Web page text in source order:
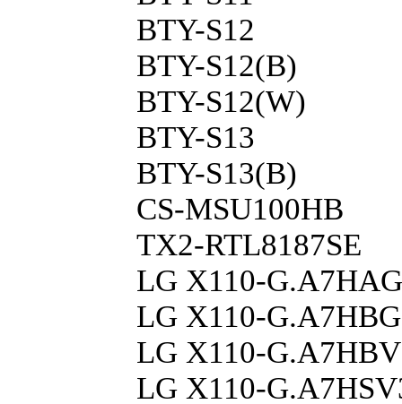
BTY-S12
BTY-S12(B)
BTY-S12(W)
BTY-S13
BTY-S13(B)
CS-MSU100HB
TX2-RTL8187SE
LG X110-G.A7HAG
LG X110-G.A7HBG
LG X110-
LG X110-